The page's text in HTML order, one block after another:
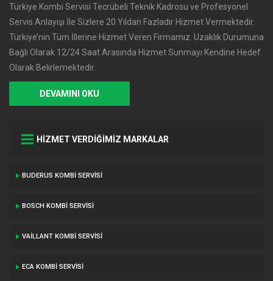
Türkiye Kombi Servisi Tecrübeli Teknik Kadrosu ve Profesyonel
Servis Anlayışı İle Sizlere 20 Yıldan Fazladır Hizmet Vermektedir.
Türkiye’nin Tüm İllerine Hizmet Veren Firmamız. Uzaklık Durumuna
Bağlı Olarak 12/24 Saat Arasında Hizmet Sunmayı Kendine Hedef
Olarak Belirlemektedir.
DEVAMINI OKU
HİZMET VERDİĞİMİZ MARKALAR
BUDERUS KOMBI SERVISI
BOSCH KOMBI SERVISI
VAILLANT KOMBI SERVISI
ECA KOMBI SERVISI